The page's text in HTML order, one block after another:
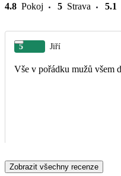
4.8 Pokoj 5 Strava 5.1
5 Jiří
Vše v pořádku mužů všem
Zobrazit všechny recenze